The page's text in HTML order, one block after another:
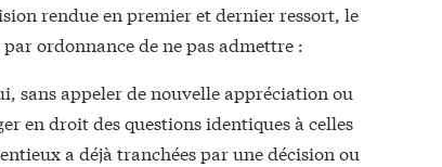
rendue en premier et dernier ressort, le
ordonnance de ne pas admettre :
sans appeler de nouvelle appréciation ou
en droit des questions identiques à celles
a déjà tranchées par une décision ou